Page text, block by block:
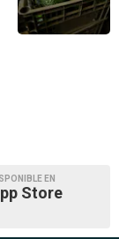
EN
Store